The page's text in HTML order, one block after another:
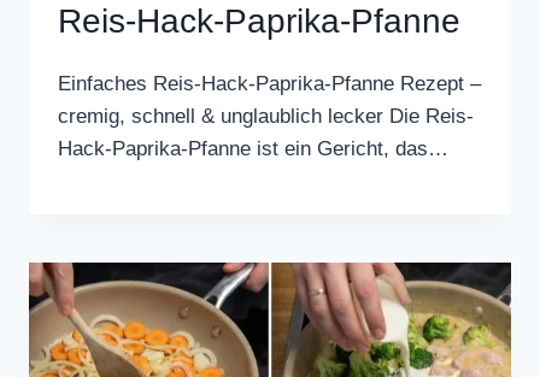
Reis-Hack-Paprika-Pfanne
Einfaches Reis-Hack-Paprika-Pfanne Rezept –
cremig, schnell & unglaublich lecker Die Reis-
Hack-Paprika-Pfanne ist ein Gericht, das…